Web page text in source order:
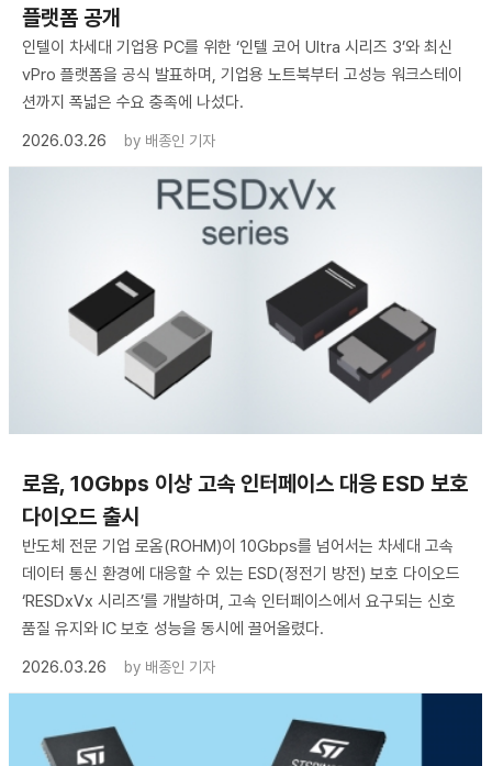
플랫폼 공개
인텔이 차세대 기업용 PC를 위한 ‘인텔 코어 Ultra 시리즈 3’와 최신
vPro 플랫폼을 공식 발표하며, 기업용 노트북부터 고성능 워크스테이
션까지 폭넓은 수요 충족에 나섰다.
2026.03.26
by 배종인 기자
로옴, 10Gbps 이상 고속 인터페이스 대응 ESD 보호
다이오드 출시
반도체 전문 기업 로옴(ROHM)이 10Gbps를 넘어서는 차세대 고속
데이터 통신 환경에 대응할 수 있는 ESD(정전기 방전) 보호 다이오드
‘RESDxVx 시리즈’를 개발하며, 고속 인터페이스에서 요구되는 신호
품질 유지와 IC 보호 성능을 동시에 끌어올렸다.
2026.03.26
by 배종인 기자